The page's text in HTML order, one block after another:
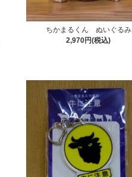
ちかまるくん ぬいぐるみ
2,970円(税込)